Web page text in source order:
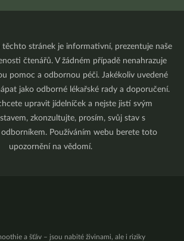
těchto stránek je informativní, prezentuje naše
čtenářů. V žádném případě nenahrazuje
pomoc a odbornou péči. Jakékoliv uvedené
jako odborné lékařské rady a doporučení.
upravit jídelníček a nejste jistí svým
zkonzultujte, prosím, svůj stav s
Používáním webu berete toto
upozornění na vědomí.
a šťáv – jsou nabité živinami, ale i riziky